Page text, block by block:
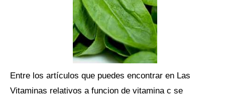
Entre los artículos que puedes encontrar en Las
Vitaminas relativos a funcion de vitamina c se